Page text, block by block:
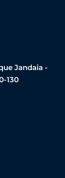
Jandaia -
130